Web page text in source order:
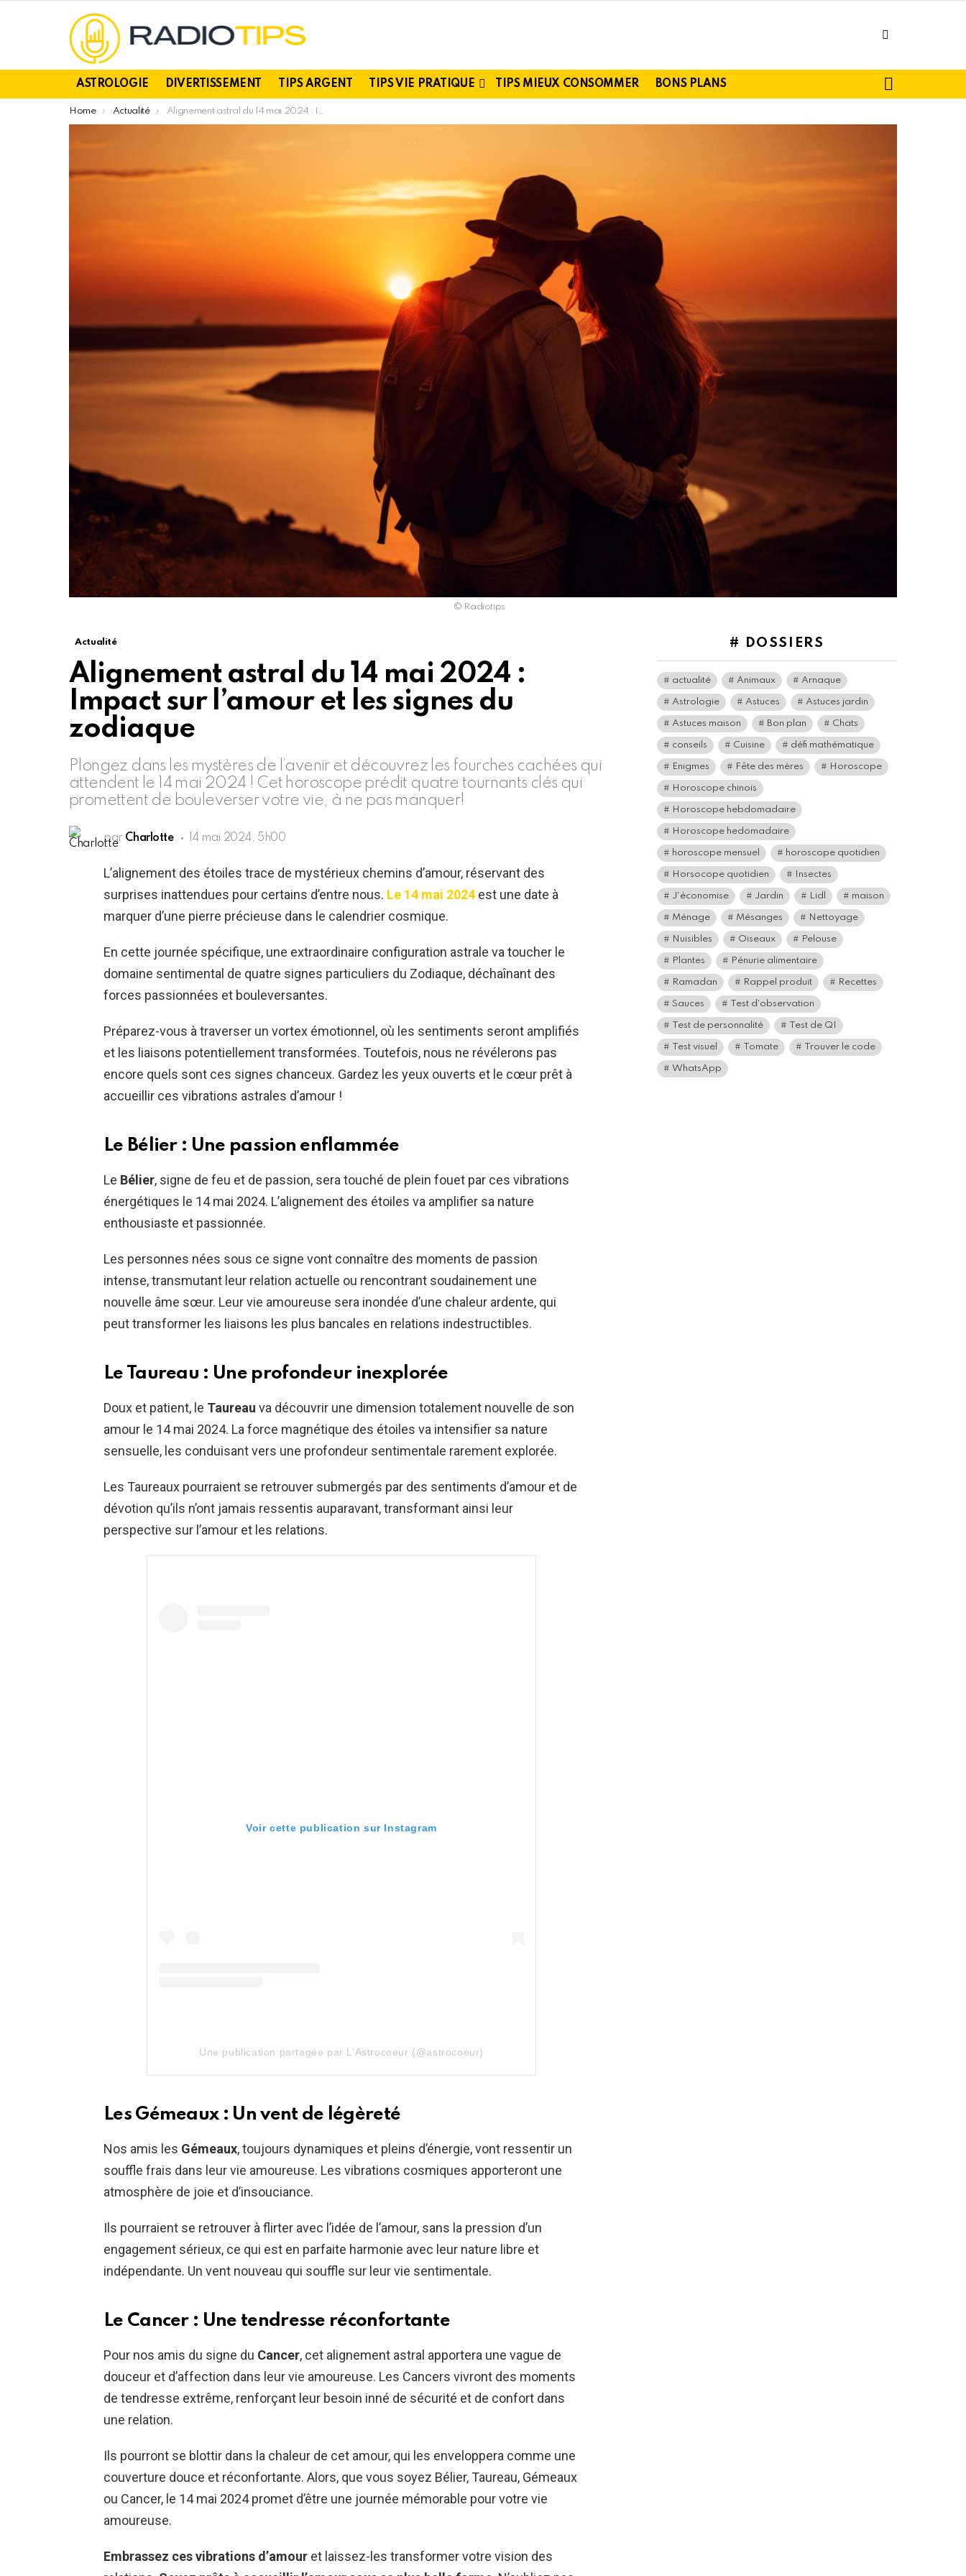
ASTROLOGIE DIVERTISSEMENT TIPS ARGENT TIPS VIE PRATIQUE TIPS MIEUX CONSOMMER BONS PLANS
You are here:
Home Actualité Alignement astral du 14 mai 2024 : Impact sur l’amour et les signes du zodiaque
© Radiotips
Actualité
Alignement astral du 14 mai 2024 :
Impact sur l’amour et les signes du
zodiaque
Plongez dans les mystères de l’avenir et découvrez les fourches cachées qui
attendent le 14 mai 2024 ! Cet horoscope prédit quatre tournants clés qui
promettent de bouleverser votre vie, à ne pas manquer!
par Charlotte 14 mai 2024, 5h00
L’alignement des étoiles trace de mystérieux chemins d’amour, réservant des
surprises inattendues pour certains d’entre nous. Le 14 mai 2024 est une date à
marquer d’une pierre précieuse dans le calendrier cosmique.
En cette journée spécifique, une extraordinaire configuration astrale va toucher le
domaine sentimental de quatre signes particuliers du Zodiaque, déchaînant des
forces passionnées et bouleversantes.
Préparez-vous à traverser un vortex émotionnel, où les sentiments seront amplifiés
et les liaisons potentiellement transformées. Toutefois, nous ne révélerons pas
encore quels sont ces signes chanceux. Gardez les yeux ouverts et le cœur prêt à
accueillir ces vibrations astrales d’amour !
Le Bélier : Une passion enflammée
Le Bélier, signe de feu et de passion, sera touché de plein fouet par ces vibrations
énergétiques le 14 mai 2024. L’alignement des étoiles va amplifier sa nature
enthousiaste et passionnée.
Les personnes nées sous ce signe vont connaître des moments de passion
intense, transmutant leur relation actuelle ou rencontrant soudainement une
nouvelle âme sœur. Leur vie amoureuse sera inondée d’une chaleur ardente, qui
peut transformer les liaisons les plus bancales en relations indestructibles.
Le Taureau : Une profondeur inexplorée
Doux et patient, le Taureau va découvrir une dimension totalement nouvelle de son
amour le 14 mai 2024. La force magnétique des étoiles va intensifier sa nature
sensuelle, les conduisant vers une profondeur sentimentale rarement explorée.
Les Taureaux pourraient se retrouver submergés par des sentiments d’amour et de
dévotion qu’ils n’ont jamais ressentis auparavant, transformant ainsi leur
perspective sur l’amour et les relations.
Voir cette publication sur Instagram
Une publication partagée par L’Astrocoeur (@astrocoeur)
Les Gémeaux : Un vent de légèreté
Nos amis les Gémeaux, toujours dynamiques et pleins d’énergie, vont ressentir un
souffle frais dans leur vie amoureuse. Les vibrations cosmiques apporteront une
atmosphère de joie et d’insouciance.
Ils pourraient se retrouver à flirter avec l’idée de l’amour, sans la pression d’un
engagement sérieux, ce qui est en parfaite harmonie avec leur nature libre et
indépendante. Un vent nouveau qui souffle sur leur vie sentimentale.
Le Cancer : Une tendresse réconfortante
Pour nos amis du signe du Cancer, cet alignement astral apportera une vague de
douceur et d’affection dans leur vie amoureuse. Les Cancers vivront des moments
de tendresse extrême, renforçant leur besoin inné de sécurité et de confort dans
une relation.
Ils pourront se blottir dans la chaleur de cet amour, qui les enveloppera comme une
couverture douce et réconfortante. Alors, que vous soyez Bélier, Taureau, Gémeaux
ou Cancer, le 14 mai 2024 promet d’être une journée mémorable pour votre vie
amoureuse.
Embrassez ces vibrations d’amour et laissez-les transformer votre vision des
# DOSSIERS
actualité Animaux Arnaque
Astrologie Astuces Astuces jardin
Astuces maison Bon plan Chats
conseils Cuisine défi mathématique
Enigmes Fête des mères Horoscope
Horoscope chinois
Horoscope hebdomadaire
Horoscope hedomadaire
horoscope mensuel horoscope quotidien
Horsocope quotidien Insectes
J'économise Jardin Lidl maison
Ménage Mésanges Nettoyage
Nuisibles Oiseaux Pelouse
Plantes Pénurie alimentaire
Ramadan Rappel produit Recettes
Sauces Test d'observation
Test de personnalité Test de QI
Test visuel Tomate Trouver le code
WhatsApp